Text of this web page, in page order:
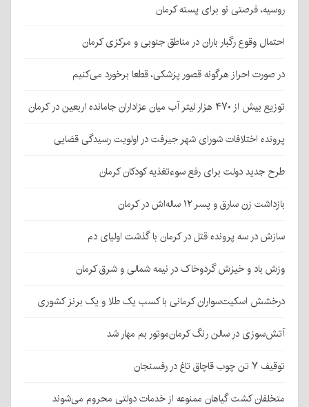
روسیه، فرصتی نو برای پسته کرمان
احتمال وقوع رگبار باران در مناطق جنوبی و مرکزی کرمان
در صورت احراز هرگونه قصور پزشکی، قطعا برخورد می‌کنیم
توزیع بیش از ۴۷۰ هزار لیتر آب میان عزاداران جامانده اربعین در کرمان
پرونده اختلافات شورای شهر جیرفت در اولویت رسیدگی قضایی
طرح جدید دولت برای رفع سوءتغذیه کودکان کرمان
بازداشت زن سارق و پسر ۱۲ ساله‌اش در کرمان
سازش در سه پرونده قتل در کرمان با گذشت اولیای دم
وزش باد و خیزش گردوخاک در نیمه شمالی و شرق کرمان
درخشش اسکیت‌سواران کرمانی با کسب یک طلا و یک برنز کشوری
آتش‌سوزی در سالن رنگ کرمان‌موتور بم مهار شد
توقیف ۷ تن چوب قاچاق تاغ در رفسنجان
متخلفان کشت گیاهان ممنوعه از خدمات دولتی محروم می‌شوند